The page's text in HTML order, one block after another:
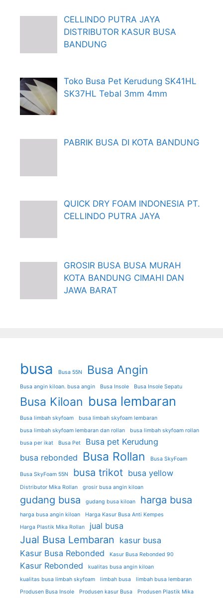
CELLINDO PUTRA JAYA
DISTRIBUTOR KASUR BUSA
BANDUNG
Toko Busa Pet Kerudung SK41HL
SK37HL Tebal 3mm 4mm
PABRIK BUSA DI KOTA BANDUNG
QUICK DRY FOAM INDONESIA PT.
CELLINDO PUTRA JAYA
GROSIR BUSA BUSA MURAH
KOTA BANDUNG CIMAHI DAN
JAWA BARAT
busa Busa 55N Busa Angin
Busa angin kiloan. busa angin Busa Insole Busa Insole Sepatu
Busa Kiloan busa lembaran
Busa limbah skyfoam
busa limbah skyfoam lembaran
busa limbah skyfoam lembaran dan rollan
busa limbah skyfoam rollan
busa per ikat
Busa Pet
Busa pet Kerudung
busa rebonded
Busa Rollan Busa SkyFoam
Busa SkyFoam 55N busa trikot busa yellow
Distributor Mika Rollan grosir busa angin kiloan
gudang busa gudang busa kiloan harga busa
harga busa angin kiloan
Harga Kasur Busa Anti Kempes
Harga Plastik Mika Rollan
jual busa
Jual Busa Lembaran kasur busa
Kasur Busa Rebonded
Kasur Busa Rebonded 90
Kasur Rebonded
kualitas busa angin kiloan
kualitas busa limbah skyfoam
limbah busa
limbah busa lembaran
Produsen Busa Insole
Produsen kasur Busa Produsen Plastik Mika